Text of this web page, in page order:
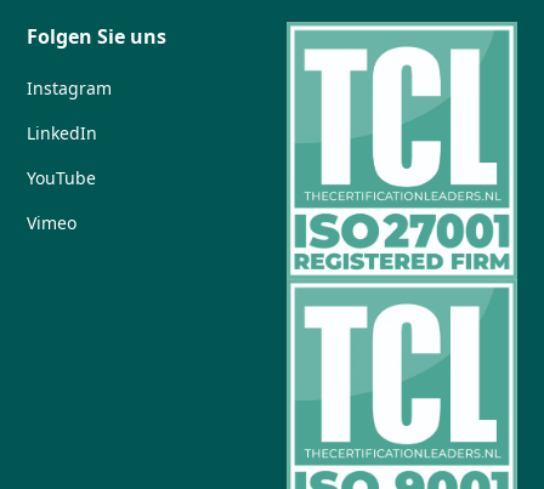
Folgen Sie uns
Instagram
LinkedIn
YouTube
Vimeo